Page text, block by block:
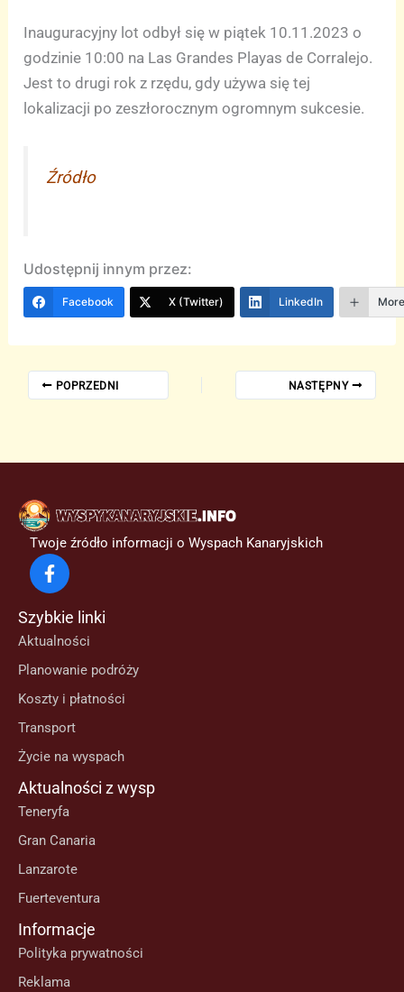
Inauguracyjny lot odbył się w piątek 10.11.2023 o
godzinie 10:00 na Las Grandes Playas de Corralejo.
Jest to drugi rok z rzędu, gdy używa się tej
lokalizacji po zeszłorocznym ogromnym sukcesie.
Źródło
Udostępnij innym przez:
Facebook X (Twitter) LinkedIn
POPRZEDNI NASTĘPNY
Twoje źródło informacji o Wyspach Kanaryjskich
Szybkie linki
Aktualności
Planowanie podróży
Koszty i płatności
Transport
Życie na wyspach
Aktualności z wysp
Teneryfa
Gran Canaria
Lanzarote
Fuerteventura
Informacje
Polityka prywatności
Reklama